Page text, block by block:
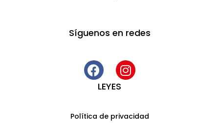
Síguenos en redes
LEYES
Política de privacidad